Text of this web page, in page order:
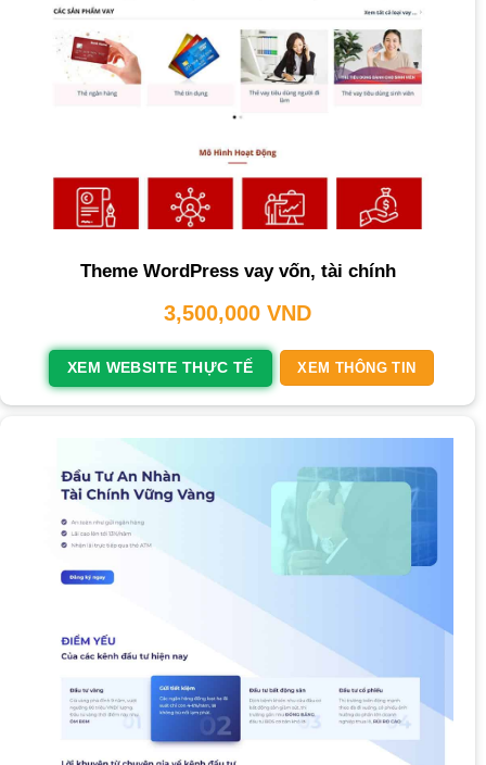
Theme WordPress vay vốn, tài chính
3,500,000 VND
XEM WEBSITE THỰC TẾ XEM THÔNG TIN